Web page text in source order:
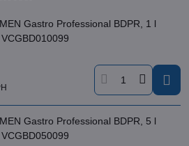
Gastro Professional BDPR, 1 l
VCGBD010099
Gastro Professional BDPR, 5 l
VCGBD050099